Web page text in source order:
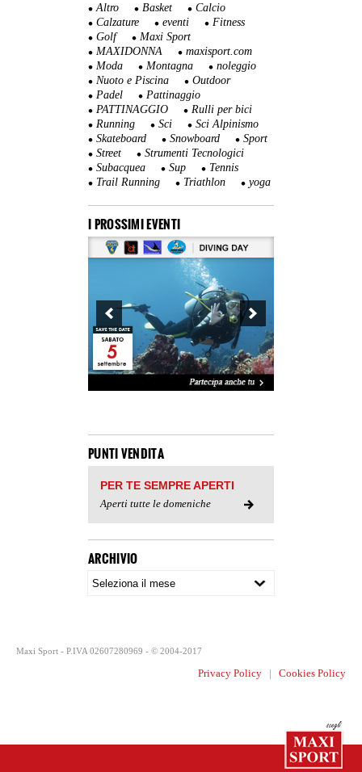
Altro Basket
Calcio
Calzature
eventi
Fitness
Golf
Maxi Sport
MAXIDONNA
maxisport.com
Moda
Montagna
noleggio
Nuoto e Piscina
Outdoor
Padel
Pattinaggio
PATTINAGGIO
Rulli per bici
Running
Sci
Sci Alpinismo
Skateboard
Snowboard
Sport
Street
Strumenti Tecnologici
Subacquea
Sup
Tennis
Trail Running
Triathlon yoga
I PROSSIMI EVENTI
PUNTI VENDITA
PER TE SEMPRE APERTI
Aperti tutte le domeniche
ARCHIVIO
Maxi Sport - P.IVA 02607280969 - © 2004-2017
Privacy Policy| Cookies Policy